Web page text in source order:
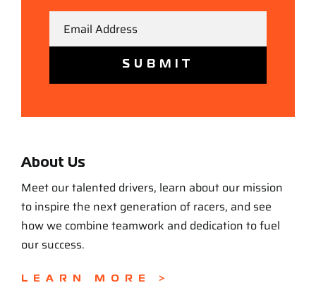
About Us
Meet our talented drivers, learn about our mission
to inspire the next generation of racers, and see
how we combine teamwork and dedication to fuel
our success.
LEARN MORE >